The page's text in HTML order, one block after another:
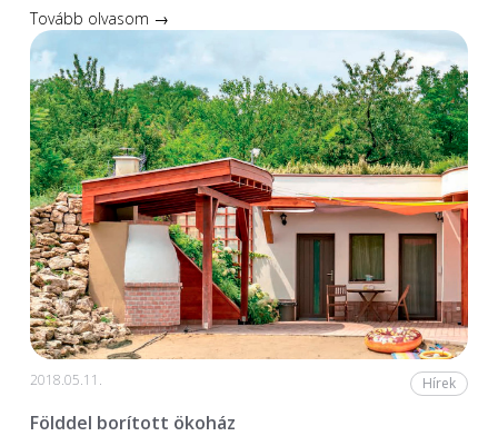
Tovább olvasom →
2018.05.11. Hírek
Földdel borított ökoház